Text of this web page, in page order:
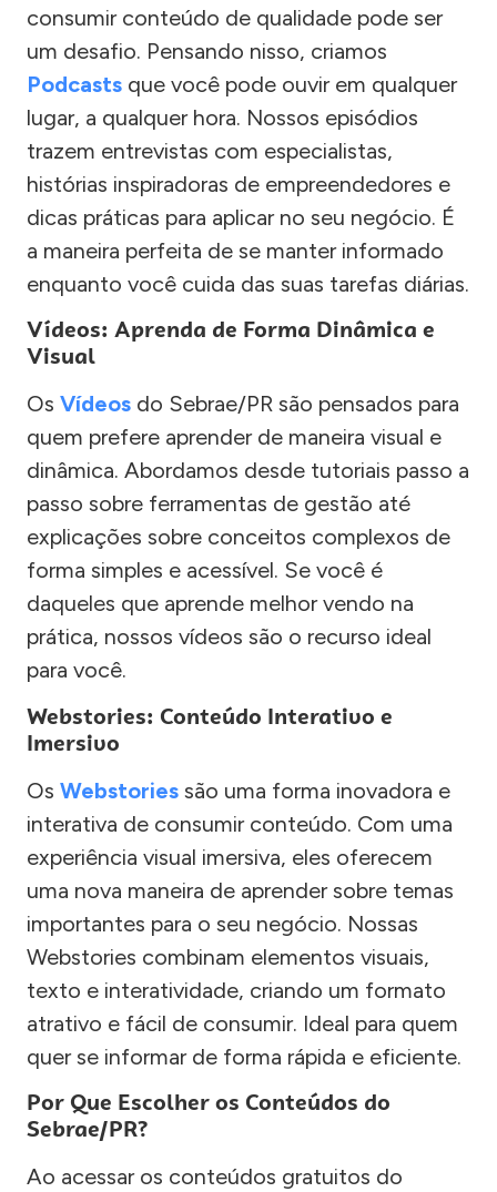
consumir conteúdo de qualidade pode ser
um desafio. Pensando nisso, criamos
Podcasts que você pode ouvir em qualquer
lugar, a qualquer hora. Nossos episódios
trazem entrevistas com especialistas,
histórias inspiradoras de empreendedores e
dicas práticas para aplicar no seu negócio. É
a maneira perfeita de se manter informado
enquanto você cuida das suas tarefas diárias.
Vídeos: Aprenda de Forma Dinâmica e
Visual
Os Vídeos do Sebrae/PR são pensados para
quem prefere aprender de maneira visual e
dinâmica. Abordamos desde tutoriais passo a
passo sobre ferramentas de gestão até
explicações sobre conceitos complexos de
forma simples e acessível. Se você é
daqueles que aprende melhor vendo na
prática, nossos vídeos são o recurso ideal
para você.
Webstories: Conteúdo Interativo e
Imersivo
Os Webstories são uma forma inovadora e
interativa de consumir conteúdo. Com uma
experiência visual imersiva, eles oferecem
uma nova maneira de aprender sobre temas
importantes para o seu negócio. Nossas
Webstories combinam elementos visuais,
texto e interatividade, criando um formato
atrativo e fácil de consumir. Ideal para quem
quer se informar de forma rápida e eficiente.
Por Que Escolher os Conteúdos do
Sebrae/PR?
Ao acessar os conteúdos gratuitos do